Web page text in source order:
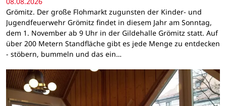
Grömitz. Der große Flohmarkt zugunsten der Kinder- und
Jugendfeuerwehr Grömitz findet in diesem Jahr am Sonntag,
dem 1. November ab 9 Uhr in der Gildehalle Grömitz statt. Auf
über 200 Metern Standfläche gibt es jede Menge zu entdecken
- stöbern, bummeln und das ein…